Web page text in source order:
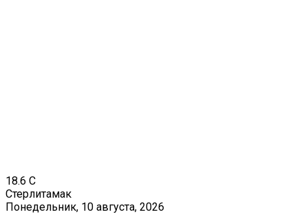
18.6 C
Стерлитамак
Понедельник, 10 августа, 2026